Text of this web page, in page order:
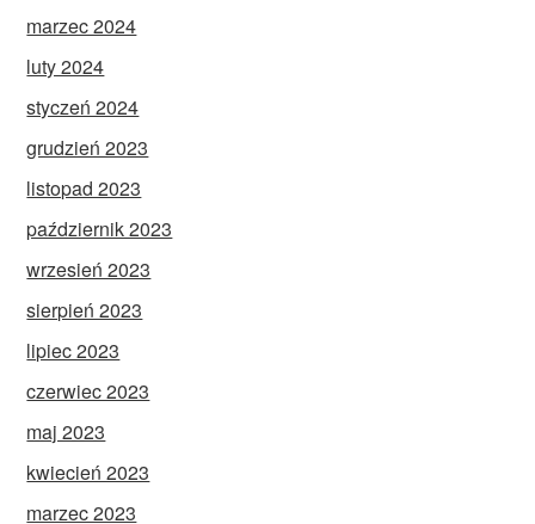
marzec 2024
luty 2024
styczeń 2024
grudzień 2023
listopad 2023
październik 2023
wrzesień 2023
sierpień 2023
lipiec 2023
czerwiec 2023
maj 2023
kwiecień 2023
marzec 2023